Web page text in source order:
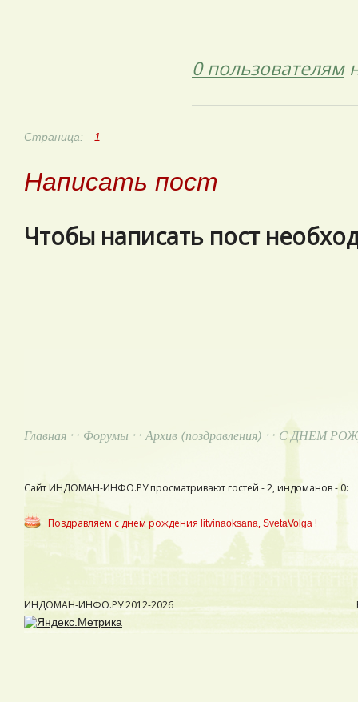
0 пользователям
Страница: 1
Написать пост
Чтобы написать пост
Главная ↔ Форумы ↔Архив (поздравления) ↔ С ДНЕМ
Сайт ИНДОМАН-ИНФО.РУ просматривают гостей - 2, индоманов - 0:
Поздравляем с днем рождения litvinaoksana, SvetaVolga !
ИНДОМАН-ИНФО.РУ2012-2026